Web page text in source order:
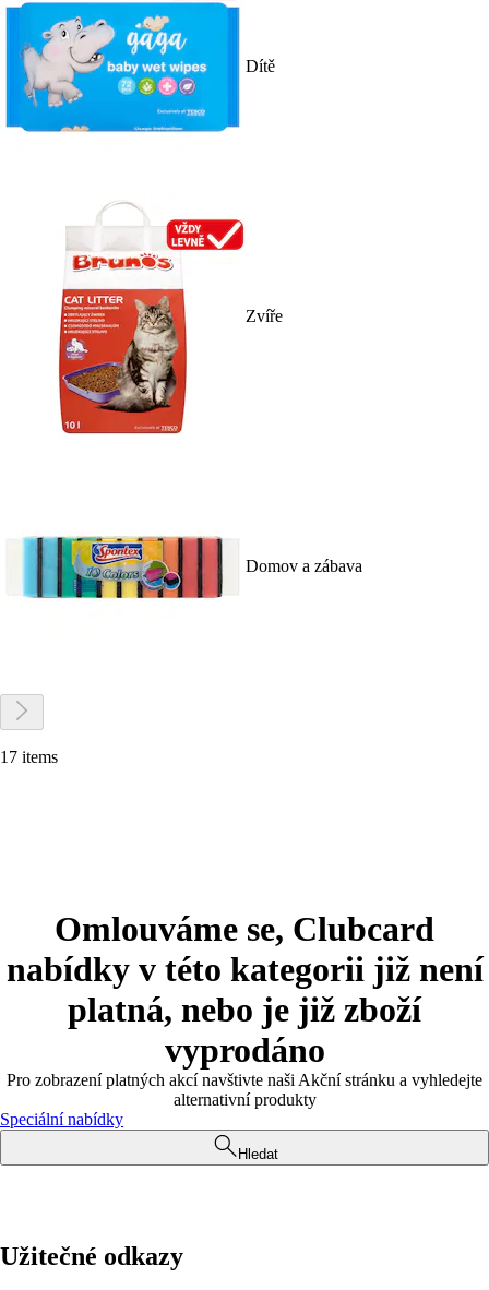
Dítě
Zvíře
Domov a zábava
17 items
Omlouváme se, Clubcard
nabídky v této kategorii již není
platná, nebo je již zboží
vyprodáno
Pro zobrazení platných akcí navštivte naši Akční stránku a vyhledejte
alternativní produkty
Speciální nabídky
Hledat
Užitečné odkazy